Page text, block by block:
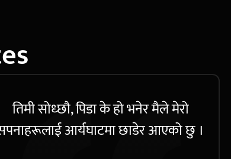
तिमी सोध्छौ, पिडा के हो भनेर मैले मेरो
आर्यघाटमा छाडेर आएको छु ।